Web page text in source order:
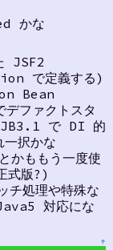
かな
JSF2
で定義する)
Bean
デファクトスタ
EJB3.1 で DI 的
一択かな
ももう一度使
式版?)
チ処理や特殊な
対応にな
↑